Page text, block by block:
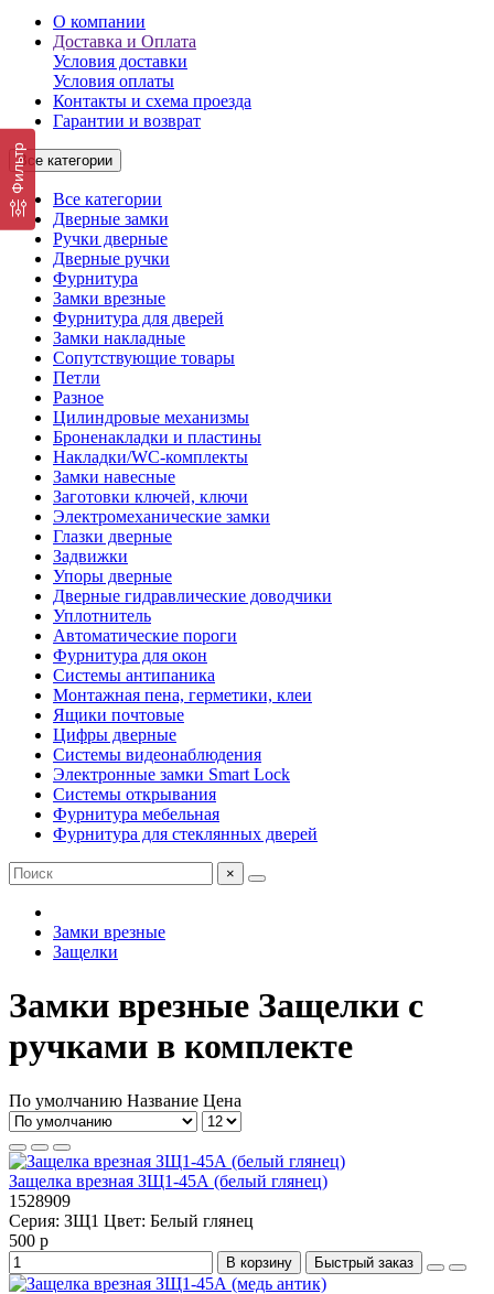
О компании
Доставка и Оплата
Условия доставки
Условия оплаты
Контакты и схема проезда
Гарантии и возврат
Все категории
Все категории
Дверные замки
Ручки дверные
Дверные ручки
Фурнитура
Замки врезные
Фурнитура для дверей
Замки накладные
Сопутствующие товары
Петли
Разное
Цилиндровые механизмы
Броненакладки и пластины
Накладки/WC-комплекты
Замки навесные
Заготовки ключей, ключи
Электромеханические замки
Глазки дверные
Задвижки
Упоры дверные
Дверные гидравлические доводчики
Уплотнитель
Автоматические пороги
Фурнитура для окон
Системы антипаника
Монтажная пена, герметики, клеи
Ящики почтовые
Цифры дверные
Системы видеонаблюдения
Электронные замки Smart Lock
Системы открывания
Фурнитура мебельная
Фурнитура для стеклянных дверей
×
Замки врезные
Защелки
Замки врезные Защелки с
ручками в комплекте
Фильтр
По умолчанию Название Цена
Защелка врезная ЗЩ1-45А (белый глянец)
1528909
Серия: ЗЩ1 Цвет: Белый глянец
500 р
В корзину Быстрый заказ